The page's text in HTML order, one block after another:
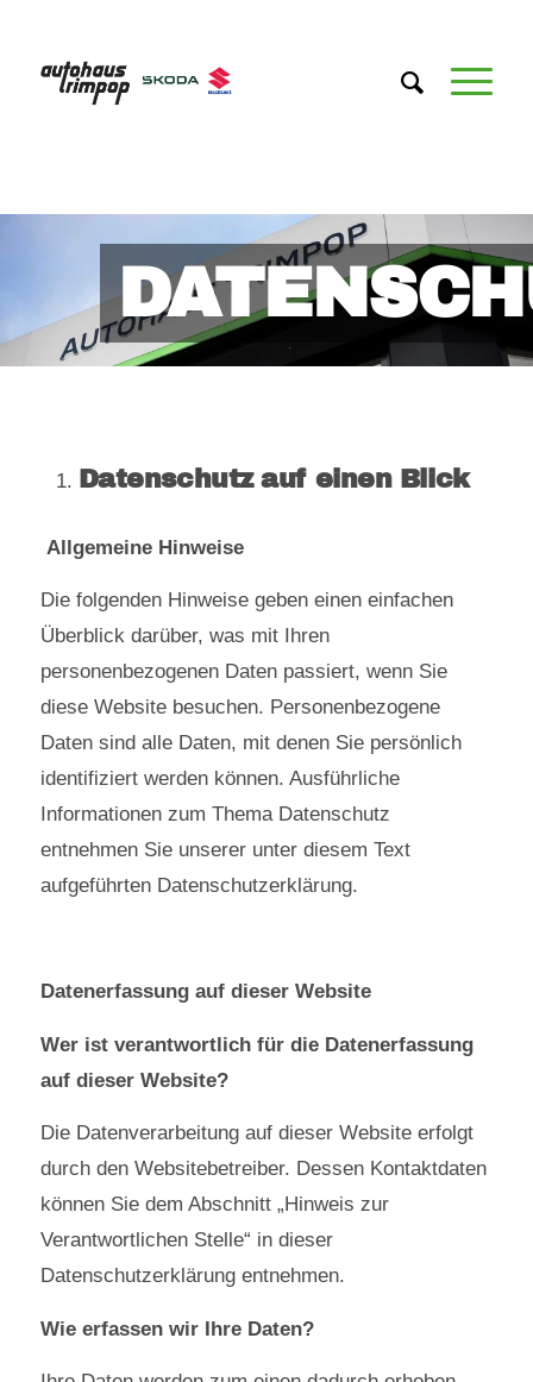
Datenschutz auf einen Blick
Allgemeine Hinweise
Die folgenden Hinweise geben einen einfachen
Überblick darüber, was mit Ihren
personenbezogenen Daten passiert, wenn Sie
diese Website besuchen. Personenbezogene
Daten sind alle Daten, mit denen Sie persönlich
identifiziert werden können. Ausführliche
Informationen zum Thema Datenschutz
entnehmen Sie unserer unter diesem Text
aufgeführten Datenschutzerklärung.
Datenerfassung auf dieser Website
Wer ist verantwortlich für die Datenerfassung
auf dieser Website?
Die Datenverarbeitung auf dieser Website erfolgt
durch den Websitebetreiber. Dessen Kontaktdaten
können Sie dem Abschnitt „Hinweis zur
Verantwortlichen Stelle“ in dieser
Datenschutzerklärung entnehmen.
Wie erfassen wir Ihre Daten?